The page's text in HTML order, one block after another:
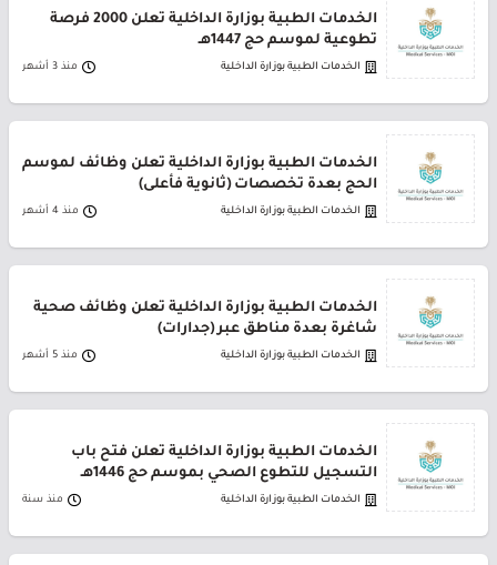
الخدمات الطبية بوزارة الداخلية تعلن 2000 فرصة
تطوعية لموسم حج 1447هـ
الخدمات الطبية بوزارة الداخلية منذ 3 أشهر
الخدمات الطبية بوزارة الداخلية تعلن وظائف لموسم
الحج بعدة تخصصات (ثانوية فأعلى)
الخدمات الطبية بوزارة الداخلية منذ 4 أشهر
الخدمات الطبية بوزارة الداخلية تعلن وظائف صحية
شاغرة بعدة مناطق عبر (جدارات)
الخدمات الطبية بوزارة الداخلية منذ 5 أشهر
الخدمات الطبية بوزارة الداخلية تعلن فتح باب
التسجيل للتطوع الصحي بموسم حج 1446هـ
الخدمات الطبية بوزارة الداخلية منذ سنة